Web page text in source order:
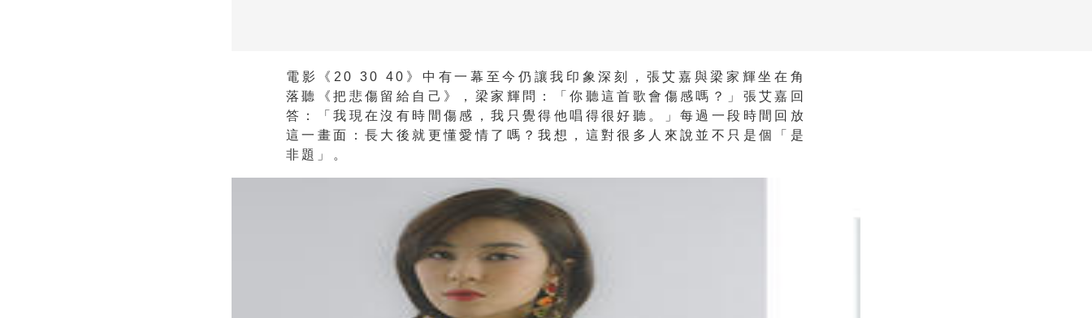
電影《20 30 40》中有一幕至今仍讓我印象深刻，張艾嘉與梁家輝坐在角
落聽《把悲傷留給自己》，梁家輝問：「你聽這首歌會傷感嗎？」張艾嘉回
答：「我現在沒有時間傷感，我只覺得他唱得很好聽。」每過一段時間回放
這一畫面：長大後就更懂愛情了嗎？我想，這對很多人來說並不只是個「是
非題」。